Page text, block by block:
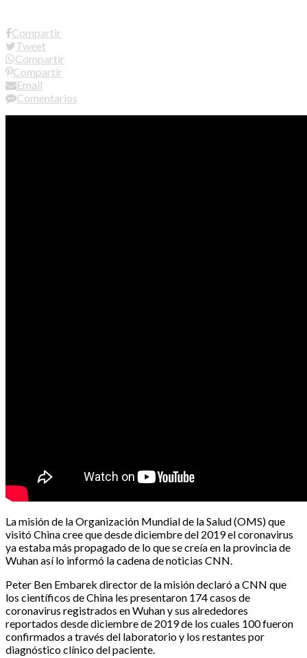
Compartir
Tweet
Compartir
Compartir
Email
Comentarios
La misión de la Organización Mundial de la Salud (OMS) que
visitó China cree que desde diciembre del 2019 el coronavirus
ya estaba más propagado de lo que se creía en la provincia de
Wuhan así lo informó la cadena de noticias CNN.
Peter Ben Embarek director de la misión declaró a CNN que
los científicos de China les presentaron 174 casos de
coronavirus registrados en Wuhan y sus alrededores
reportados desde diciembre de 2019 de los cuales 100 fueron
confirmados a través del laboratorio y los restantes por
diagnóstico clínico del paciente.